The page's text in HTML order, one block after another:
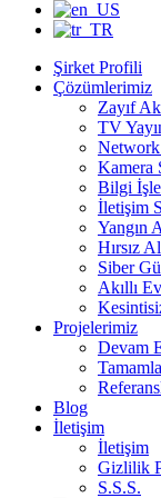
Şirket Profili
Çözümlerimiz
Zayıf
TV
Network
Kamera
Bilgi
İletişim
Yangın
Hırsız
Siber
Akıllı Ev
Projelerimiz
Devam
Blog
İletişim
İletişim
Gizlilik
S.S.S.